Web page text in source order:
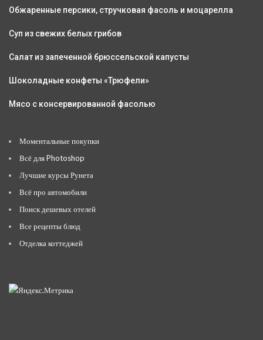
Обжаренные персики, стручковая фасоль и моцарелла
Суп из свежих белых грибов
Салат из запеченной брюссельской капусты
Шоколадные конфеты «Трюфели»
Мясо с консервированной фасолью
Моментальные покупки
Всё для Photoshop
Лучшие курсы Рунета
Всё про автомобили
Поиск дешевых отелей
Все рецепты блюд
Отделка коттеджей